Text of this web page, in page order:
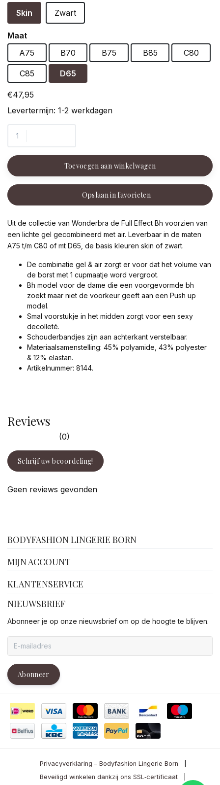
Skin
Zwart
Maat
A75
B70 B75 B85 C80
C85 D65
€47,95
Levertermijn: 1-2 werkdagen
Toevoegen aan winkelwagen
Opslaan in favorieten
Uit de collectie van Wonderbra de Full Effect Bh voorzien van
een lichte gel gecombineerd met air. Leverbaar in de maten
A75 t/m C80 of mt D65, de basis kleuren skin of zwart.
De combinatie gel & air zorgt er voor dat het volume van
de borst met 1 cupmaatje word vergroot.
Bh model voor de dame die een voorgevormde bh
zoekt maar niet de voorkeur geeft aan een Push up
model.
Smal voorstukje in het midden zorgt voor een sexy
decolleté.
Schouderbandjes zijn aan achterkant verstelbaar.
Materiaalsamenstelling: 45% polyamide, 43% polyester
& 12% elastan.
Artikelnummer: 8144.
Reviews
(0)
Schrijf uw beoordeling!
Geen reviews gevonden
BODYFASHION LINGERIE BORN
MIJN ACCOUNT
KLANTENSERVICE
NIEUWSBRIEF
Abonneer je op onze nieuwsbrief om op de hoogte te blijven.
Abonneer
Privacyverklaring – Bodyfashion Lingerie Born
Beveiligd winkelen dankzij ons SSL‑certificaat